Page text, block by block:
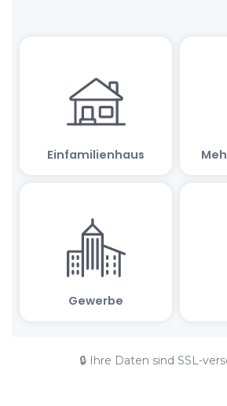
🔒 Ihre Daten sind SSL-